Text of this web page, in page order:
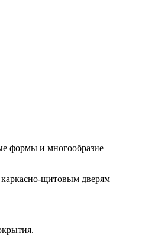
формы и многообразие
щитовым дверям